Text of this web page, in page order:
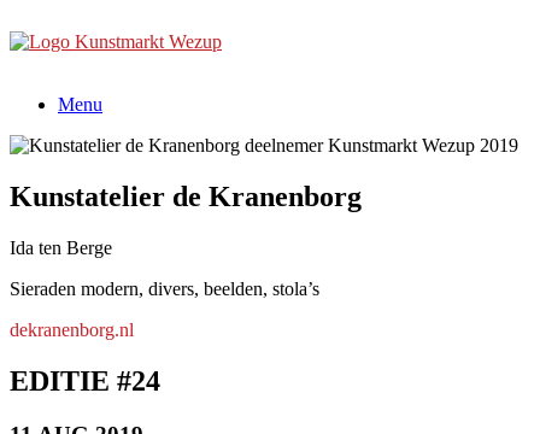
naar
Menu
Kunstatelier de Kranenborg
Ida ten Berge
Sieraden modern, divers, beelden, stola’s
dekranenborg.nl
EDITIE #24